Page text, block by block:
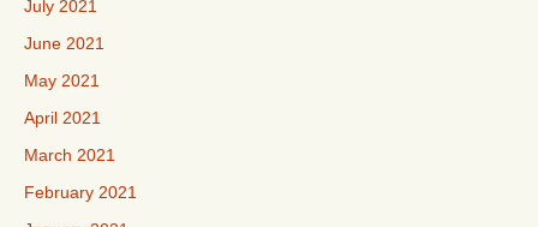
July 2021
June 2021
May 2021
April 2021
March 2021
February 2021